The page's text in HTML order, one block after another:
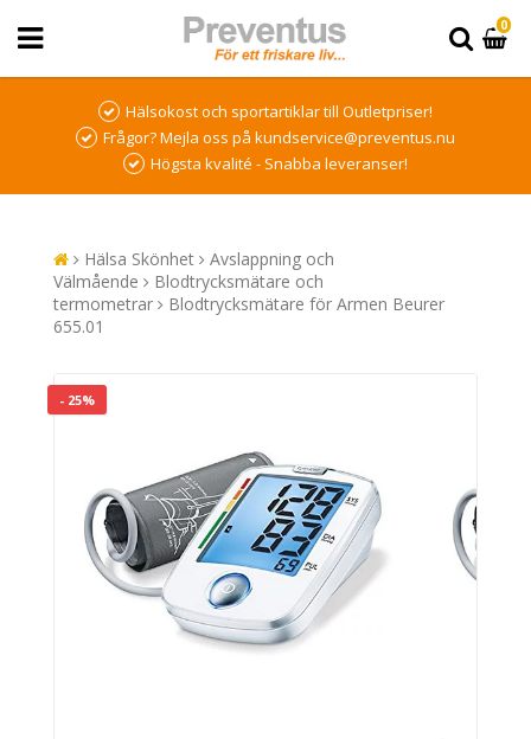
0
Hälsokost och sportartiklar till Outletpriser!
Frågor? Mejla oss på kundservice@preventus.nu
Högsta kvalité - Snabba leveranser!
Hälsa Skönhet
Avslappning och
Välmående
Blodtrycksmätare och
termometrar
Blodtrycksmätare för Armen Beurer
655.01
- 25%